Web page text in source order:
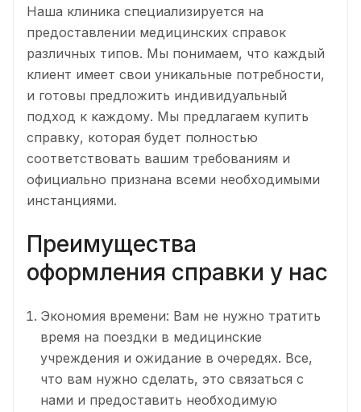
Наша клиника специализируется на
предоставлении медицинских справок
различных типов. Мы понимаем, что каждый
клиент имеет свои уникальные потребности,
и готовы предложить индивидуальный
подход к каждому. Мы предлагаем купить
справку, которая будет полностью
соответствовать вашим требованиям и
официально признана всеми необходимыми
инстанциями.
Преимущества
оформления справки у нас
Экономия времени: Вам не нужно тратить
время на поездки в медицинские
учреждения и ожидание в очередях. Все,
что вам нужно сделать, это связаться с
нами и предоставить необходимую